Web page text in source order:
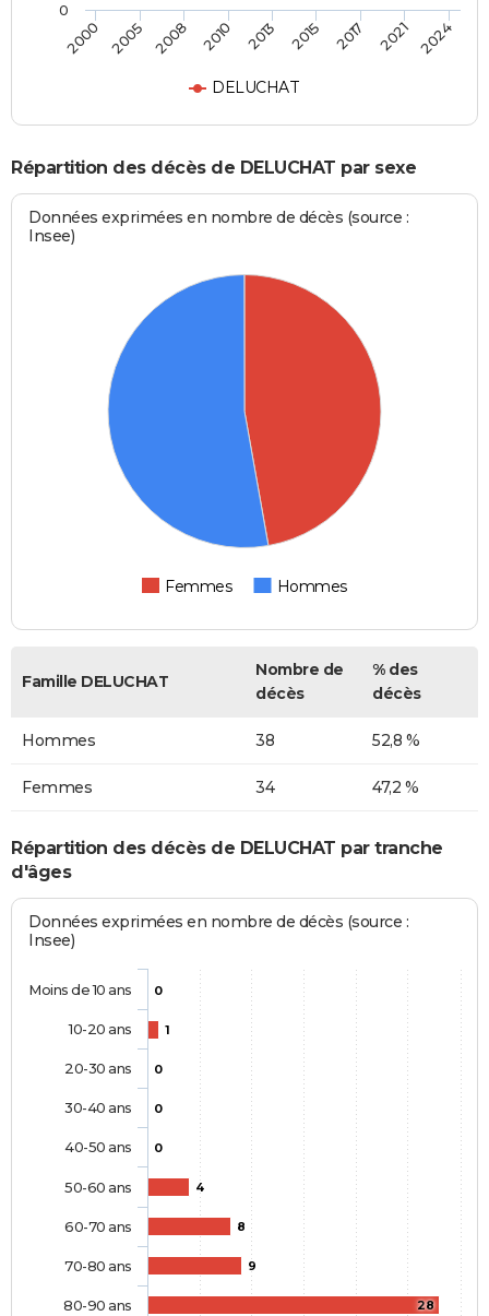
DELUCHAT
2000 2005 2008 2010 2013 2015 2017 2021 2024
0
Répartition des décès de DELUCHAT par sexe
Données exprimées en nombre de décès (source :
Insee)
Femmes Hommes
Famille DELUCHAT
Nombre de
décès
% des
décès
Hommes 38 52,8 %
Femmes 34 47,2 %
Répartition des décès de DELUCHAT par tranche
d'âges
Données exprimées en nombre de décès (source :
Insee)
0
1
0
0
0
4
8
9
28
Moins de 10 ans
10-20 ans
20-30 ans
30-40 ans
40-50 ans
50-60 ans
60-70 ans
70-80 ans
80-90 ans